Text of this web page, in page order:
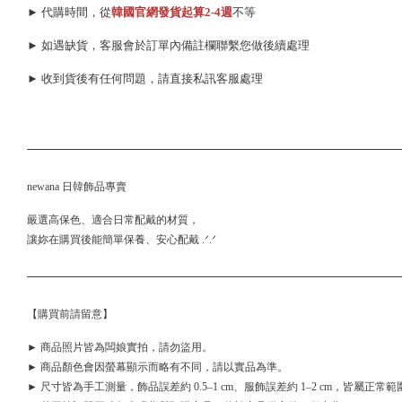
► 代購時間，從韓國官網發貨起算2-4週不等
► 如遇缺貨，客服會於訂單內備註欄聯繫您做後續處理
► 收到貨後有任何問題，請直接私訊客服處理
newana 日韓飾品專賣
嚴選高保色、適合日常配戴的材質，
讓妳在購買後能簡單保養、安心配戴 .ᐟ.ᐟ
【購買前請留意】
► 商品照片皆為闆娘實拍，請勿盜用。
► 商品顏色會因螢幕顯示而略有不同，請以實品為準。
► 尺寸皆為手工測量，飾品誤差約 0.5–1 cm、服飾誤差約 1–2 cm，皆屬正常範